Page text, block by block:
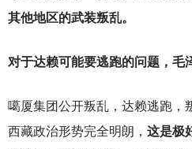
其他地区的武装叛乱。
对于达赖可能要逃跑的问题，毛
噶厦集团公开叛乱，达赖逃跑，
西藏政治形势完全明朗， 这是极